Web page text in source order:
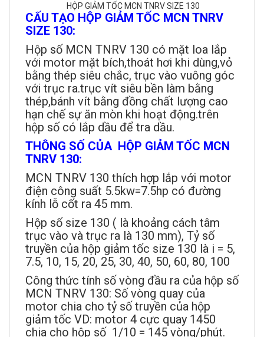
HỘP GIẢM TỐC MCN TNRV SIZE 130
CẤU TẠO HỘP GIẢM TỐC MCN TNRV
SIZE 130:
Hộp số MCN TNRV 130 có mặt loa lắp
với motor mặt bích,thoát hơi khi dùng,vỏ
bằng thép siêu chắc, trục vào vuông góc
với trục ra.trục vít siêu bền làm bằng
thép,bánh vít bằng đồng chất lượng cao
hạn chế sự ăn mòn khi hoạt động.trên
hộp số có lắp dầu để tra dầu.
THÔNG SỐ CỦA HỘP GIẢM TỐC MCN
TNRV 130:
MCN TNRV 130 thích hợp lắp với motor
điện công suất 5.5kw=7.5hp có đường
kính lỗ cốt ra 45 mm.
Hộp số size 130 ( là khoảng cách tâm
trục vào và trục ra là 130 mm), Tỷ số
truyền của hộp giảm tốc size 130 là i = 5,
7.5, 10, 15, 20, 25, 30, 40, 50, 60, 80, 100
Công thức tính số vòng đầu ra của hộp số
MCN TNRV 130: Số vòng quay của
motor chia cho tỷ số truyền của hộp
giảm tốc VD: motor 4 cực quay 1450
chia cho hộp số 1/10 = 145 vòng/phút.